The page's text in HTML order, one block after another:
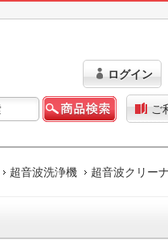
ログイン
ご
超音波洗浄機 超音波クリー